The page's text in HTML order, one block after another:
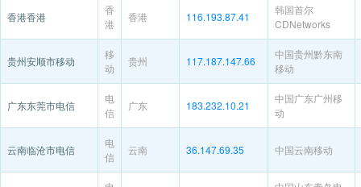
香港香港
香
港
香港 116.193.87.41
韩国首尔
CDNetworks
贵州安顺市移动
移
动
贵州 117.187.147.66
中国贵州黔东南
移动
广东东莞市电信
电
信
广东 183.232.10.21
中国广东广州移
动
云南临沧市电信
电
信
云南 36.147.69.35 中国云南移动